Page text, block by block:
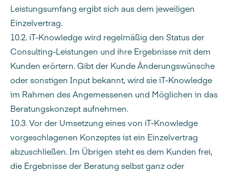
Leistungsumfang ergibt sich aus dem jeweiligen
Einzelvertrag.
10.2. iT-Knowledge wird regelmäßig den Status der
Consulting-Leistungen und ihre Ergebnisse mit dem
Kunden erörtern. Gibt der Kunde Änderungswünsche
oder sonstigen Input bekannt, wird sie iT-Knowledge
im Rahmen des Angemessenen und Möglichen in das
Beratungskonzept aufnehmen.
10.3. Vor der Umsetzung eines von iT-Knowledge
vorgeschlagenen Konzeptes ist ein Einzelvertrag
abzuschließen. Im Übrigen steht es dem Kunden frei,
die Ergebnisse der Beratung selbst ganz oder